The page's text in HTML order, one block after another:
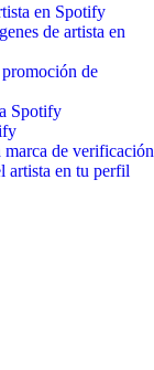
en Spotify
de artista en
de
Spotify
de verificación
artista en tu perfil